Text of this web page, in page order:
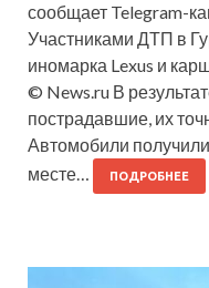
сообщает Telegram-
Участниками ДТП в
иномарка Lexus и
© News.ru В
пострадавшие, их
Автомобили
месте…
ПОДРОБНЕЕ